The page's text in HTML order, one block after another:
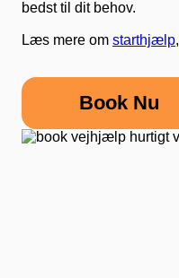
bedst til dit behov.
Læs mere om starthjælp,
Book Nu